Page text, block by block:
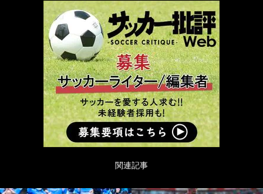
関連記事